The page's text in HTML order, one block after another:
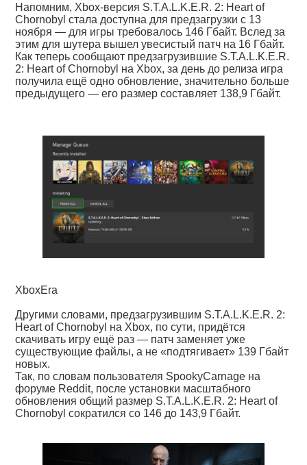
Напомним, Xbox-версия S.T.A.L.K.E.R. 2: Heart of
Chornobyl стала доступна для предзагрузки с 13
ноября — для игры требовалось 146 Гбайт. Вслед за
этим для шутера вышел увесистый патч на 16 Гбайт.
Как теперь сообщают предзагрузившие S.T.A.L.K.E.R.
2: Heart of Chornobyl на Xbox, за день до релиза игра
получила ещё одно обновление, значительно больше
предыдущего — его размер составляет 138,9 Гбайт.
XboxEra
Другими словами, предзагрузившим S.T.A.L.K.E.R. 2:
Heart of Chornobyl на Xbox, по сути, придётся
скачивать игру ещё раз — патч заменяет уже
существующие файлы, а не «подтягивает» 139 Гбайт
новых.
Так, по словам пользователя SpookyCarnage на
форуме Reddit, после установки масштабного
обновления общий размер S.T.A.L.K.E.R. 2: Heart of
Chornobyl сократился со 146 до 143,9 Гбайт.